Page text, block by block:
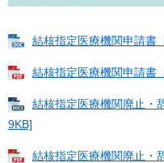
結核指定医療機関申請書
結核指定医療機関申請書
結核指定医療機関廃止・
9KB]
結核指定医療機関廃止・